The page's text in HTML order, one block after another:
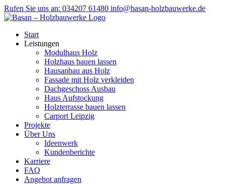
Zum
Inhalt
Rufen Sie uns an: 034207 61480 info@basan-holzbauwerke.de
Start
Leistungen
Modulhaus Holz
Holzhaus bauen lassen
Hausanbau aus Holz
Fassade mit Holz verkleiden
Dachgeschoss Ausbau
Haus Aufstockung
Holzterrasse bauen lassen
Carport Leipzig
Projekte
Über Uns
Ideenwerk
Kundenberichte
Karriere
FAQ
Angebot anfragen